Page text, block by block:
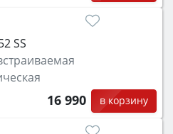
SS
16 990 в корзину